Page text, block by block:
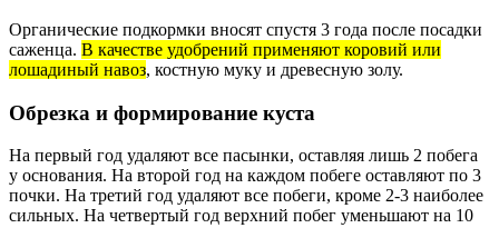
Органические подкормки вносят спустя 3 года после посадки
саженца. В качестве удобрений применяют коровий или
лошадиный навоз, костную муку и древесную золу.
Обрезка и формирование куста
На первый год удаляют все пасынки, оставляя лишь 2 побега
у основания. На второй год на каждом побеге оставляют по 3
почки. На третий год удаляют все побеги, кроме 2-3 наиболее
сильных. На четвертый год верхний побег уменьшают на 10